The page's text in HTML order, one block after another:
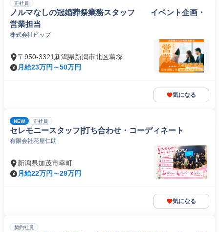
正社員
ノルマなしの冠婚葬祭業務スタッフ イベント企画・
営業担当
株式会社ビップ
〒950-3321新潟県新潟市北区葛塚
月給23万円～50万円
気になる
NEW 正社員
セレモニースタッフ|打ち合わせ・コーディネート
有限会社花屋仁助
新潟県加茂市幸町
月給22万円～29万円
気になる
契約社員